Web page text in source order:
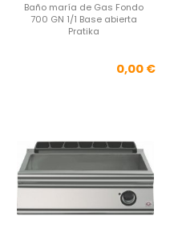
Baño maría de Gas Fondo
700 GN 1/1 Base abierta
Pratika
Precio
0,00 €